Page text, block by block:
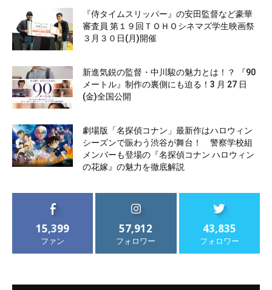
『侍タイムスリッパー』の安田監督など豪華
審査員 第１９回ＴＯＨＯシネマズ学生映画祭
３月３０日(月)開催
新進気鋭の監督・中川駿の魅力とは！？ 『90
メートル』制作の裏側にも迫る！3 月 27 日
(金)全国公開
劇場版「名探偵コナン」最新作はハロウィン
シーズンで賑わう渋谷が舞台！ 警察学校組
メンバーも登場の『名探偵コナン ハロウィン
の花嫁』の魅力を徹底解説
15,399
ファン
57,912
フォロワー
43,835
フォロワー